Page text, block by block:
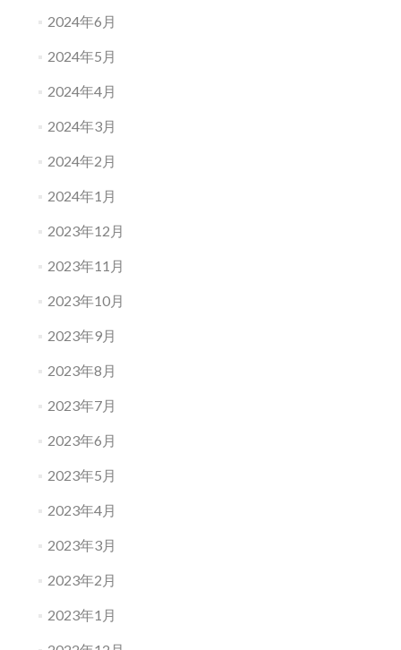
2024年6月
2024年5月
2024年4月
2024年3月
2024年2月
2024年1月
2023年12月
2023年11月
2023年10月
2023年9月
2023年8月
2023年7月
2023年6月
2023年5月
2023年4月
2023年3月
2023年2月
2023年1月